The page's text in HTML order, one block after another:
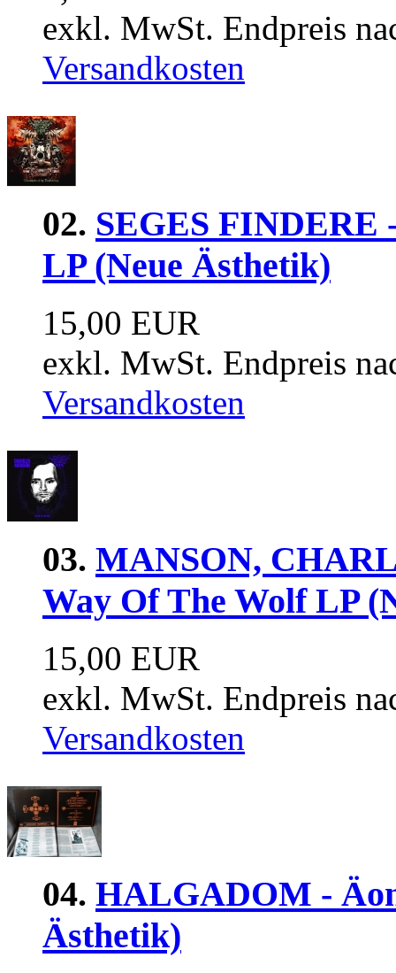
exkl. MwSt. Endpreis
Versandkosten
02. SEGES FINDERE
LP (Neue Ästhetik)
15,00 EUR
exkl. MwSt. Endpreis
Versandkosten
03. MANSON,
Way Of The Wolf LP
15,00 EUR
exkl. MwSt. Endpreis
Versandkosten
04. HALGADOM -
Ästhetik)